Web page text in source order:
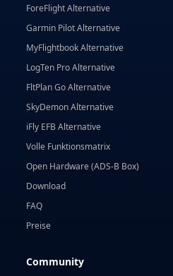
ForeFlight Alternative
Garmin Pilot Alternative
MyFlightbook Alternative
LogTen Pro Alternative
FltPlan Go Alternative
SkyDemon Alternative
iFly EFB Alternative
Volle Funktionsmatrix
Open Hardware (ADS-B Box)
Download
FAQ
Preise
Community